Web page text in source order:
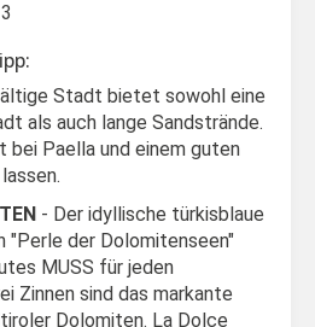
Stadt bietet sowohl eine
als auch lange Sandstrände.
bei Paella und einem guten
- Der idyllische türkisblaue
"Perle der Dolomitenseen"
MUSS für jeden
Zinnen sind das markante
Dolomiten. La Dolce